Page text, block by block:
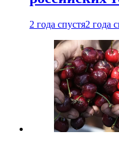
2 года спустя2 года